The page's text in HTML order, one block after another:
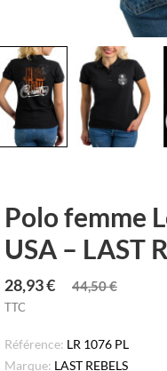
Polo femme
USA – LAST
28,93 € 44,50 €
TTC
Référence: LR 1076 PL
Marque: LAST REBELS